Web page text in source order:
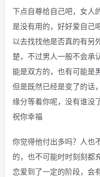
下点自尊给自己吧，女人
是没有用的，好好爱自己
以去找找他是否真的有另
楚，不过男人一般不会承
能是双方的，也有可能是
但是既然已经是变了的话
缘分等着你呢，没有谁没
祝你幸福
你觉得他付出多吗？人也
的，也不可能时时刻刻都
恋爱到了一定的阶段，会